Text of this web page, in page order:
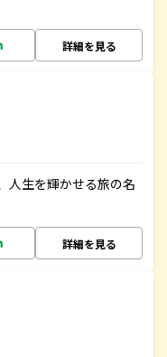
詳細を見る
人生を輝かせる旅の名
詳細を見る